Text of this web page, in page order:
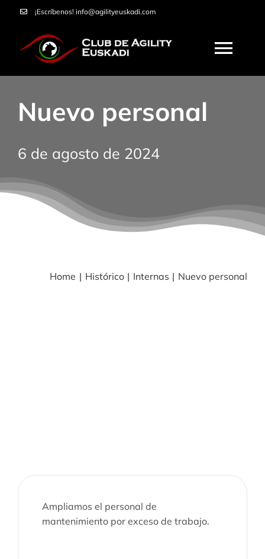
Saltar
contenido
¡Escríbenos! info@agilityeuskadi.com
CURSOS
Nuevo personal
6 de agosto de 2024
Home Histórico Internas Nuevo personal
Ampliamos el personal de
mantenimiento por exceso de trabajo.